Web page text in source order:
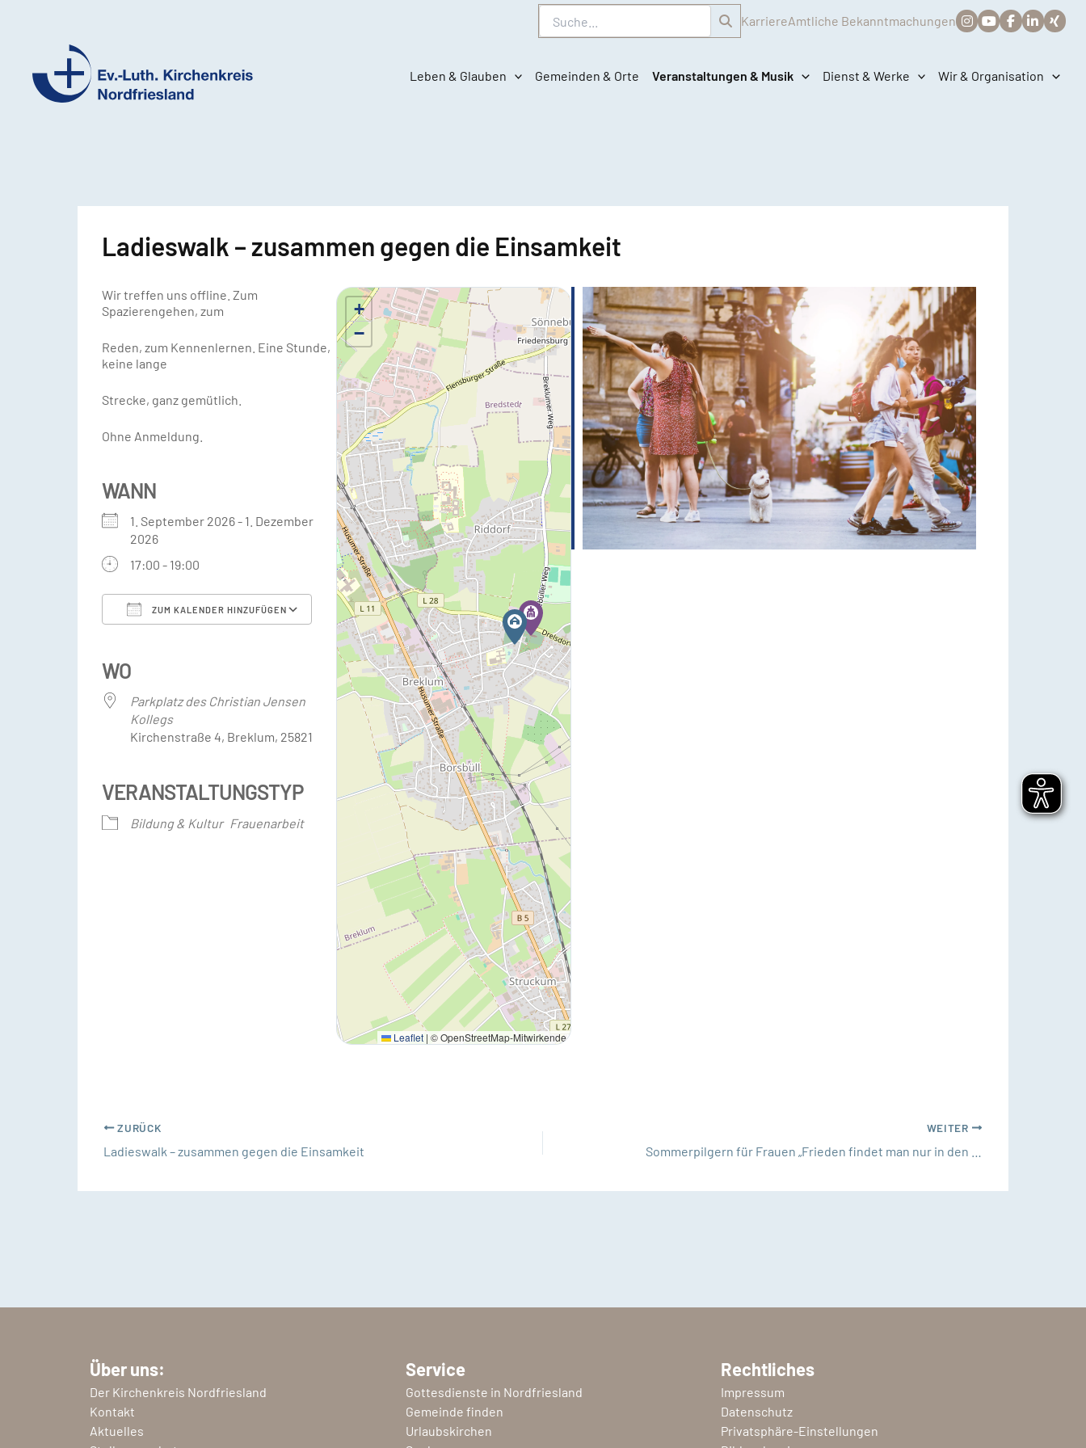
Suche KarriereAmtliche Bekanntmachungen
Ev.-
Leben & Glauben Gemeinden & Orte Veranstaltungen & Musik Dienst & Werke Wir & Organisation
Ladieswalk – zusammen gegen die Einsamkeit
Wir treffen uns offline. Zum
Spazierengehen, zum
Reden, zum Kennenlernen. Eine Stunde,
keine lange
Strecke, ganz gemütlich.
Ohne Anmeldung.
WANN
1. September 2026 - 1. Dezember
2026
17:00 - 19:00
ZUM KALENDER HINZUFÜGEN
Google Kalender iCalendar
WO
Parkplatz des Christian Jensen
Kollegs
Kirchenstraße 4, Breklum, 25821
VERANSTALTUNGSTYP
Bildung & Kultur Frauenarbeit
+
−
Leaflet | © OpenStreetMap-Mitwirkende
ZURÜCK
Ladieswalk – zusammen gegen die Einsamkeit
WEITER
Über uns:
Der Kirchenkreis Nordfriesland
Kontakt
Aktuelles
Service
Gottesdienste in Nordfriesland
Gemeinde finden
Urlaubskirchen
Rechtliches
Impressum
Datenschutz
Privatsphäre-Einstellungen